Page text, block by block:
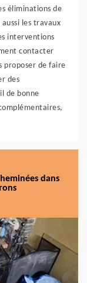
éliminations de
les travaux
interventions
contacter
proposer de faire
des
de bonne
dans